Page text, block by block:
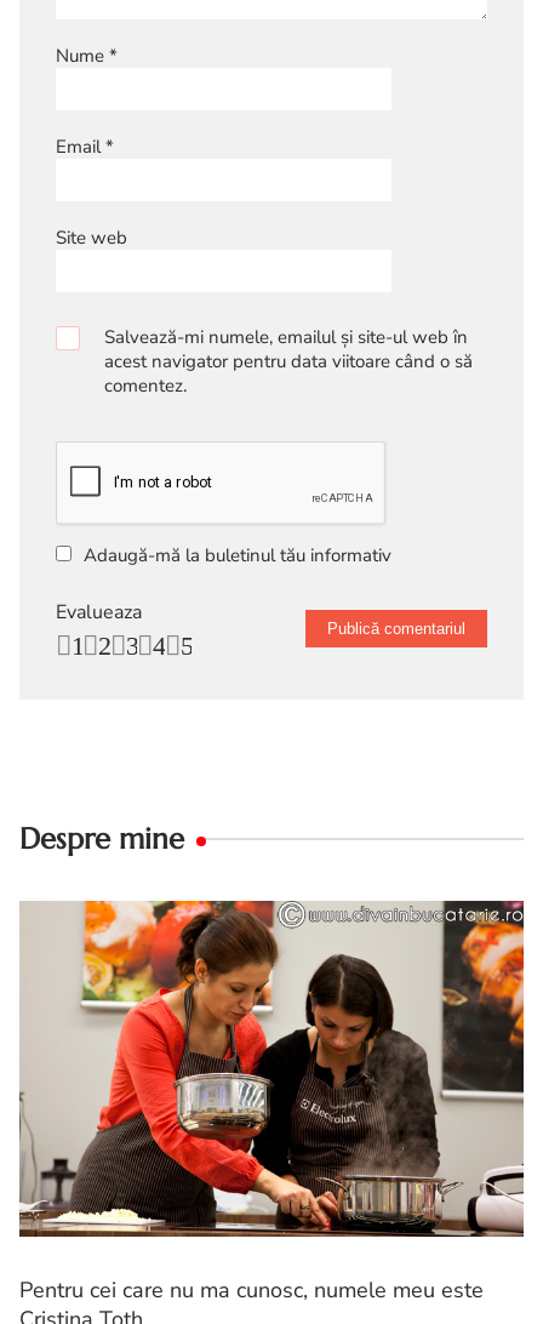
Nume *
Email*
Site web
Salvează-mi numele, emailul și site-ul web în
acest navigator pentru data viitoare când o să
comentez.
Adaugă-mă la buletinul tău informativ
Evalueaza
5
4
3
2
1
Despre mine
Pentru cei care nu ma cunosc, numele meu este